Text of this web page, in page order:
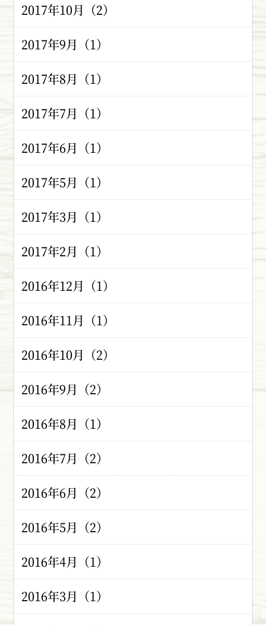
2017年10月（2）
2017年9月（1）
2017年8月（1）
2017年7月（1）
2017年6月（1）
2017年5月（1）
2017年3月（1）
2017年2月（1）
2016年12月（1）
2016年11月（1）
2016年10月（2）
2016年9月（2）
2016年8月（1）
2016年7月（2）
2016年6月（2）
2016年5月（2）
2016年4月（1）
2016年3月（1）